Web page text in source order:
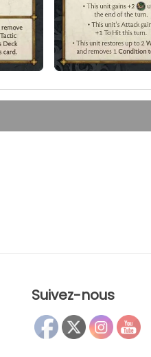
Suivez-nous